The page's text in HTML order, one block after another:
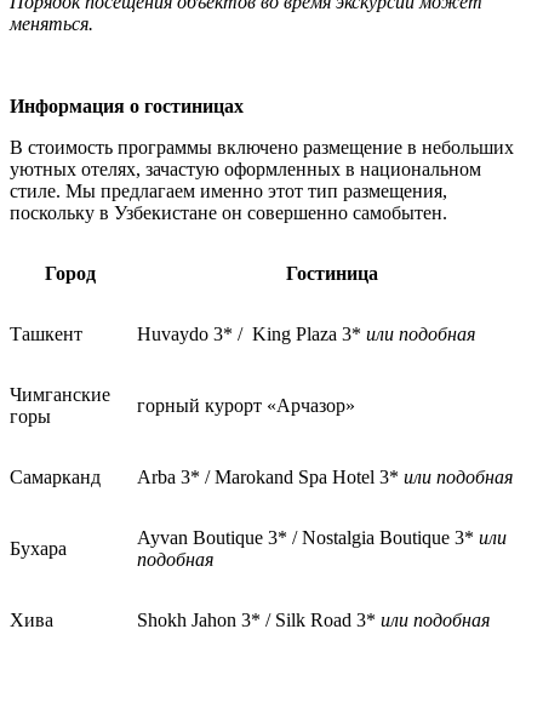
меняться.
Информация о гостиницах
В стоимость программы включено размещение в небольших
уютных отелях, зачастую оформленных в национальном
стиле. Мы предлагаем именно этот тип размещения,
поскольку в Узбекистане он совершенно самобытен.
Город Гостиница
Ташкент Huvaydo 3* / King Plaza 3* или подобная
Чимганские
горы
горный курорт «Арчазор»
Самарканд Arba 3* / Marokand Spa Hotel 3* или подобная
Бухара
Ayvan Boutique 3* / Nostalgia Boutique 3* или
подобная
Хива Shokh Jahon 3* / Silk Road 3* или подобная